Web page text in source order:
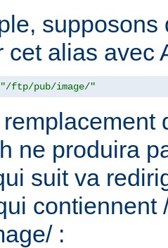
cet alias avec
"/ftp/pub/image/"
ne produira
suit va
contiennent
: